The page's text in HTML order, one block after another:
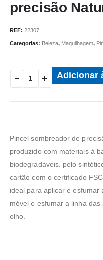
precisão
REF: 22307
Categorias: Beleza, Maquilhagem,
Adicionar
Pincel sombreador de
produzido com materiais à
biodegradáveis. pelo
cartão com o certificado
ideal para aplicar e esfumar
móvel e esfumar a linha
olho.